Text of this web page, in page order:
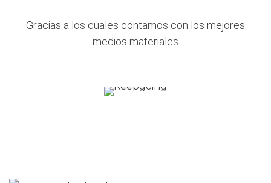
Gracias a los cuales contamos con los mejores
medios materiales